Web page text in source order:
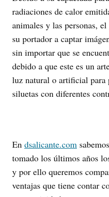
radiaciones de calor
animales y las personas, el
su portador a captar
sin importar que se
debido a que este es un
luz natural o artificial para
siluetas con diferentes
En dsalicante.com
tomado los últimos años
y por ello queremos
ventajas que tiene contar